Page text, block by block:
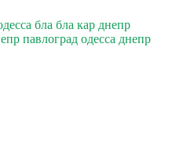
бла бла кар днепр
павлоград одесса днепр